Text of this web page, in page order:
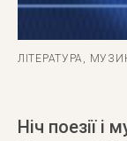
ЛІТЕРАТУРА ,
Ніч поезії і